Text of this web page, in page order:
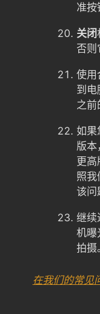
准按
关闭
否则
使用
到电
之前
如果
版
更高
照我
该问
继续
机曝
拍摄
在我们的常见